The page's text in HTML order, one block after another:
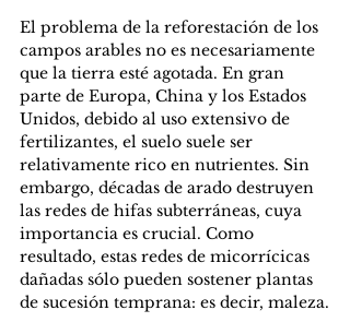
El problema de la reforestación de los
campos arables no es necesariamente
que la tierra esté agotada. En gran
parte de Europa, China y los Estados
Unidos, debido al uso extensivo de
fertilizantes, el suelo suele ser
relativamente rico en nutrientes. Sin
embargo, décadas de arado destruyen
las redes de hifas subterráneas, cuya
importancia es crucial. Como
resultado, estas redes de micorrícicas
dañadas sólo pueden sostener plantas
de sucesión temprana: es decir, maleza.